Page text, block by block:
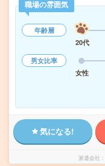
職場の雰囲気
年齢層
20代
男女比率
女性
気になる!
派遣会社